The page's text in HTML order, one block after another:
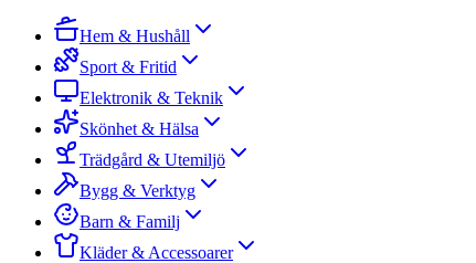
Hem & Hushåll
Sport & Fritid
Elektronik & Teknik
Skönhet & Hälsa
Trädgård & Utemiljö
Bygg & Verktyg
Barn & Familj
Kläder & Accessoarer